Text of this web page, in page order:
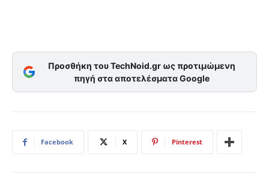
Προσθήκη του TechNoid.gr ως προτιμώμενη
πηγή στα αποτελέσματα Google
Facebook X Pinterest